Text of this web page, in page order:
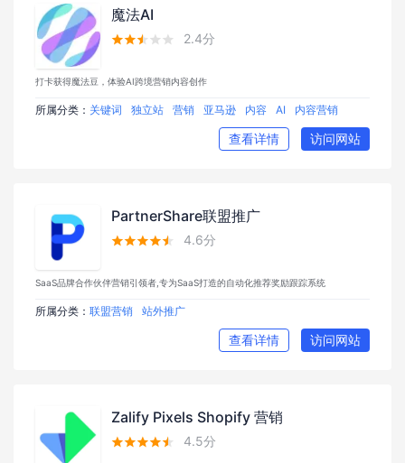
魔法AI
   2.4分
打卡获得魔法豆，体验AI跨境营销内容创作
所属分类： 关键词 独立站 营销 亚马逊 内容 AI 内容营销
查看详情 访问网站
PartnerShare联盟推广
 4.6分
SaaS品牌合作伙伴营销引领者,专为SaaS打造的自动化推荐奖励跟踪系统
所属分类： 联盟营销 站外推广
查看详情 访问网站
Zalify Pixels Shopify 营销
 4.5分